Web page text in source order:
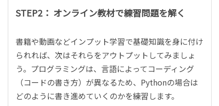
STEP2： オンライン教材で練習問題を解く
書籍や動画などインプット学習で基礎知識を身に付け
られれば、次はそれらをアウトプットしてみましょ
う。プログラミングは、言語によってコーディング
（コードの書き方）が異なるため、Pythonの場合は
どのように書き進めていくのかを練習します。